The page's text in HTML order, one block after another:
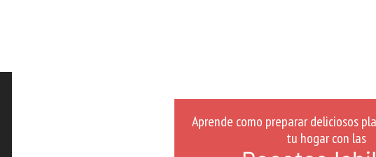
Aprende como preparar deliciosos
tu hogar con las